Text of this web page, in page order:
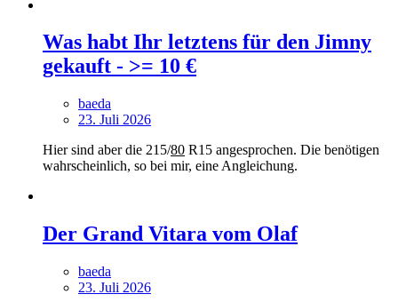
Was habt Ihr letztens für den Jimny
gekauft - >= 10 €
baeda
23. Juli 2026
Hier sind aber die 215/80 R15 angesprochen. Die benötigen
wahrscheinlich, so bei mir, eine Angleichung.
Der Grand Vitara vom Olaf
baeda
23. Juli 2026